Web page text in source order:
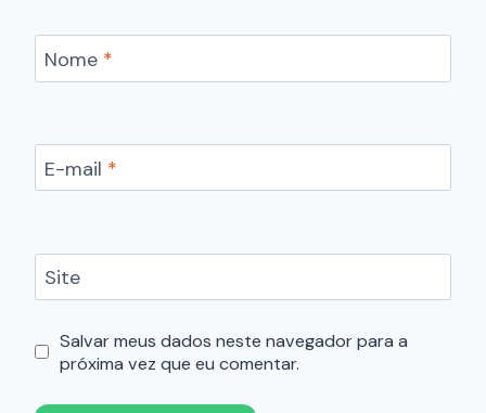
Nome *
E-mail *
Site
Salvar meus dados neste navegador para a
próxima vez que eu comentar.